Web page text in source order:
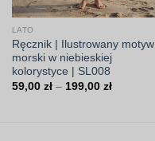
LATO
Ręcznik | Ilustrowany motyw
morski w niebieskiej
kolorystyce | SL008
59,00 zł – 199,00 złZakres